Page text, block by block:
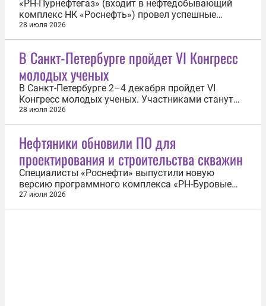
«РН-Пурнефтегаз» (входит в нефтедобывающий
комплекс НК «Роснефть») провел успешные
опытно-промышленные испытания новой роторно-
управляемой системы (РУС) отечественного
Башкортостан оборудование позволило
значительно увеличить скорость бурения.
Система в...
28 июля 2026
В Санкт-Петербурге пройдет VI Конгресс
молодых ученых
В Санкт-Петербурге 2–4 декабря пройдет VI
Конгресс молодых ученых. Участниками станут
ведущие ученые, представители научных и
образовательных организаций, инженеры,
государственные деятели и представители
деловых кругов. Об этом сообщили в пресс-
службе организатора...
28 июля 2026
Нефтяники обновили ПО для
проектирования и строительства скважин
Специалисты «Роснефти» выпустили новую
версию программного комплекса «РН-Буровые
расчеты» (версия 2.0). Как сообщили в компании,
комплекс помогает инженерам проводить
27 июля 2026